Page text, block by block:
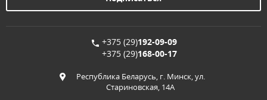
+375 (29)192-09-09
+375 (29)168-00-17
Республика Беларусь, г. Минск, ул.
Стариновская, 14А